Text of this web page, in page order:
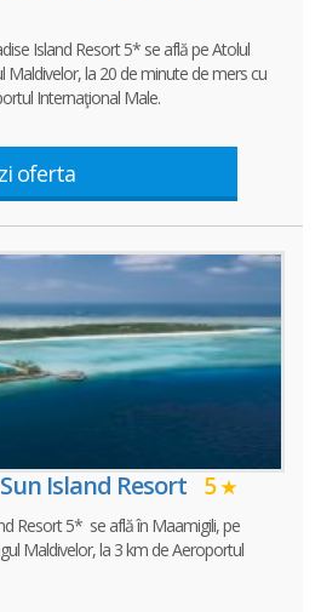
Island Resort 5* se află pe Atolul
Maldivelor, la 20 de minute de mers cu
Internaţional Male.
oferta
Island Resort 5
Resort 5* se află în Maamigili, pe
Maldivelor, la 3 km de Aeroportul